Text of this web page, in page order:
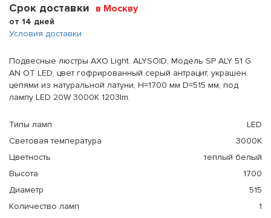
Срок доставки в Москву
от 14 дней
Условия доставки
Подвесные люстры AXO Light. ALYSOID, Модель SP ALY 51 G
AN OT LED, цвет гофрированный серый антрацит, украшен
цепями из натуральной латуни, H=1700 мм D=515 мм, под
лампу LED 20W 3000K 1203lm.
Типы ламп
LED
Световая температура
3000К
Цветность
теплый белый
Высота
1700
Диаметр
515
Количество ламп
1